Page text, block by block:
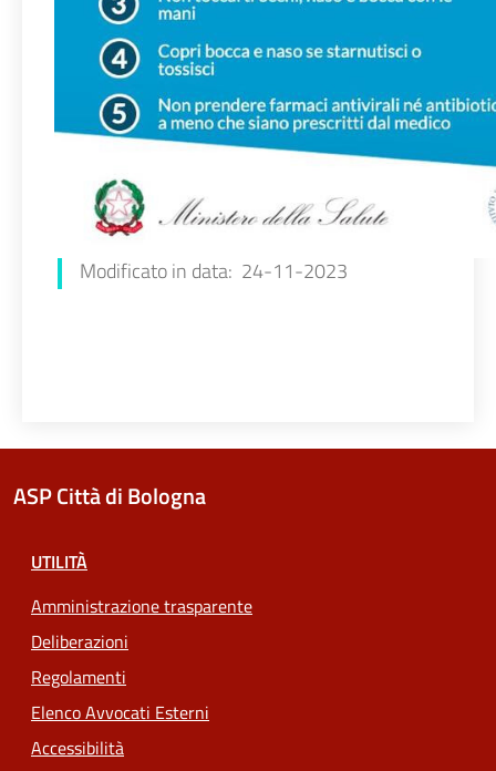
Modificato in data: 24-11-2023
ASP Città di Bologna
UTILITÀ
Amministrazione trasparente
Deliberazioni
Regolamenti
Elenco Avvocati Esterni
Accessibilità